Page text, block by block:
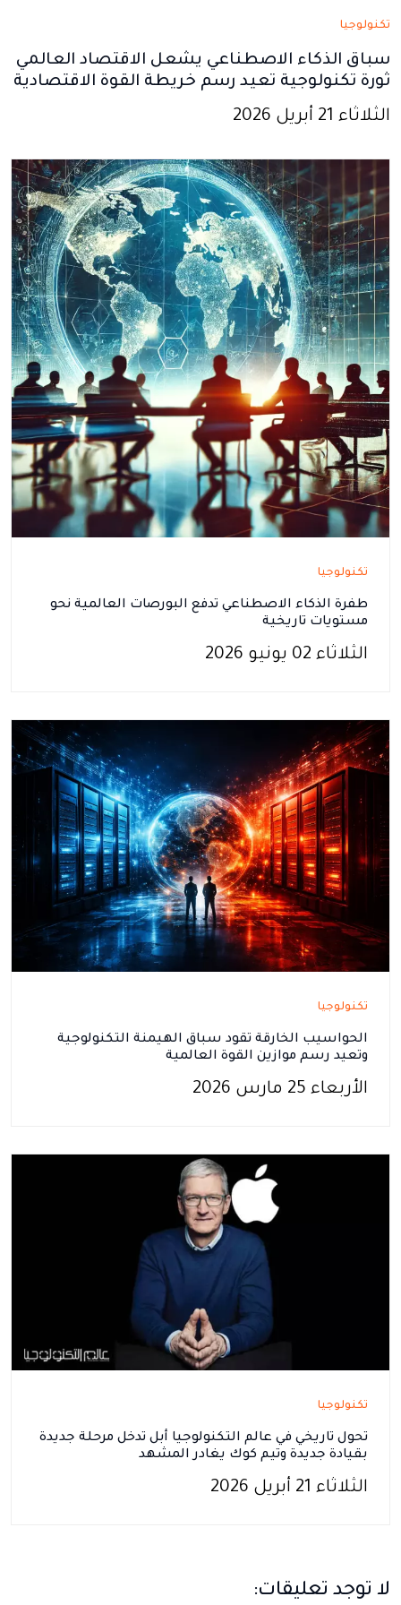
تكنولوجيا
سباق الذكاء الاصطناعي يشعل الاقتصاد العالمي
ثورة تكنولوجية تعيد رسم خريطة القوة الاقتصادية
الثلاثاء 21 أبريل 2026
تكنولوجيا
طفرة الذكاء الاصطناعي تدفع البورصات العالمية نحو
مستويات تاريخية
الثلاثاء 02 يونيو 2026
تكنولوجيا
الحواسيب الخارقة تقود سباق الهيمنة التكنولوجية
وتعيد رسم موازين القوة العالمية
الأربعاء 25 مارس 2026
تكنولوجيا
تحول تاريخي في عالم التكنولوجيا أبل تدخل مرحلة جديدة
بقيادة جديدة وتيم كوك يغادر المشهد
الثلاثاء 21 أبريل 2026
لا توجد تعليقات: